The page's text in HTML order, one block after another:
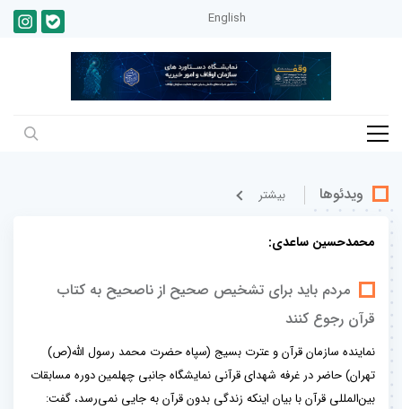
English
ویدئوها بيشتر
محمدحسین ساعدی:
مردم باید برای تشخیص صحیح از ناصحیح به کتاب
قرآن رجوع کنند
نماینده سازمان قرآن و عترت بسیج (سپاه حضرت محمد رسول الله(ص)
تهران) حاضر در غرفه شهدای قرآنی نمایشگاه جانبی چهلمین دوره مسابقات
بین‌المللی قرآن با بیان اینکه زندگی بدون قرآن به جایی نمی‌رسد، گفت: